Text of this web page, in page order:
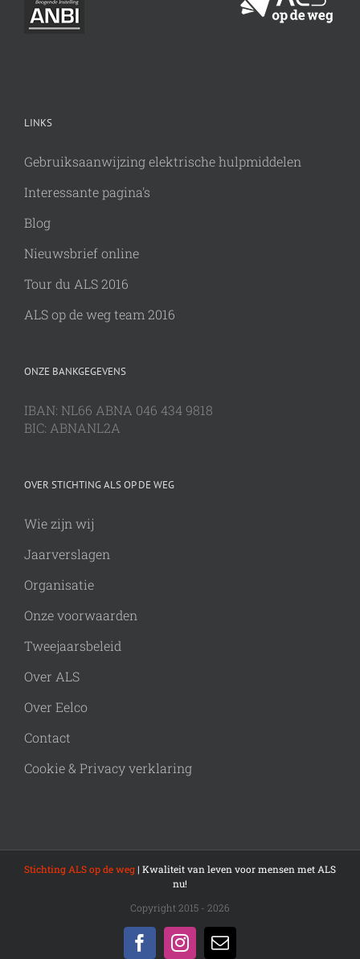
LINKS
Gebruiksaanwijzing elektrische hulpmiddelen
Interessante pagina's
Blog
Nieuwsbrief online
Tour du ALS 2016
ALS op de weg team 2016
ONZE BANKGEGEVENS
IBAN: NL66 ABNA 046 434 9818
BIC: ABNANL2A
OVER STICHTING ALS OP DE WEG
Wie zijn wij
Jaarverslagen
Organisatie
Onze voorwaarden
Tweejaarsbeleid
Over ALS
Over Eelco
Contact
Cookie & Privacy verklaring
Stichting ALS op de weg| Kwaliteit van leven voor mensen met ALS
nu!
Copyright 2015 - 2026
FacebookInstagram
E-